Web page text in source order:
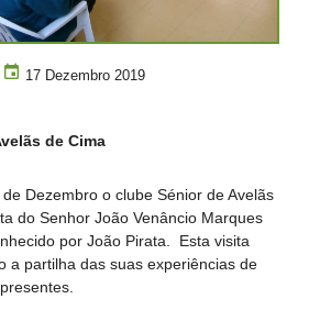
17 Dezembro 2019
de Cima
Dezembro o clube Sénior de Avelãs
do Senhor João Venâncio Marques
por João Pirata. Esta visita
a partilha das suas experiências de